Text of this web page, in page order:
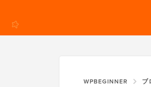
WPBEGINNER ブ